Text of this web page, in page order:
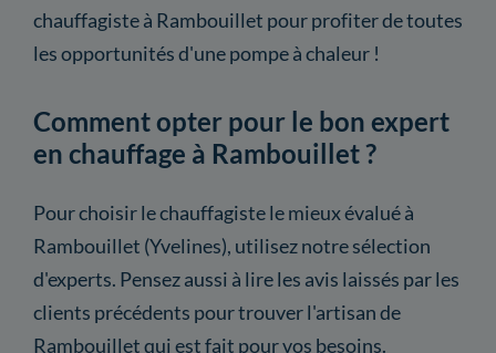
chauffagiste à Rambouillet pour profiter de toutes
les opportunités d'une pompe à chaleur !
Comment opter pour le bon expert
en chauffage à Rambouillet ?
Pour choisir le chauffagiste le mieux évalué à
Rambouillet (Yvelines), utilisez notre sélection
d'experts. Pensez aussi à lire les avis laissés par les
clients précédents pour trouver l'artisan de
Rambouillet qui est fait pour vos besoins.